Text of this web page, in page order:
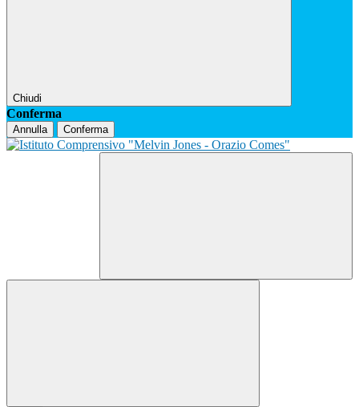
Chiudi
Conferma
Annulla Conferma